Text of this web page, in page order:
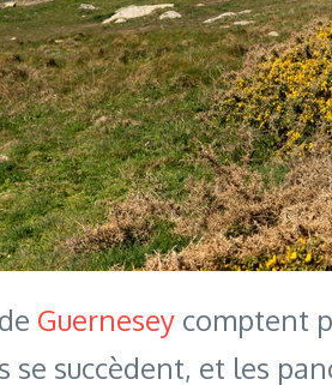
Guernesey comptent
se succèdent, et les